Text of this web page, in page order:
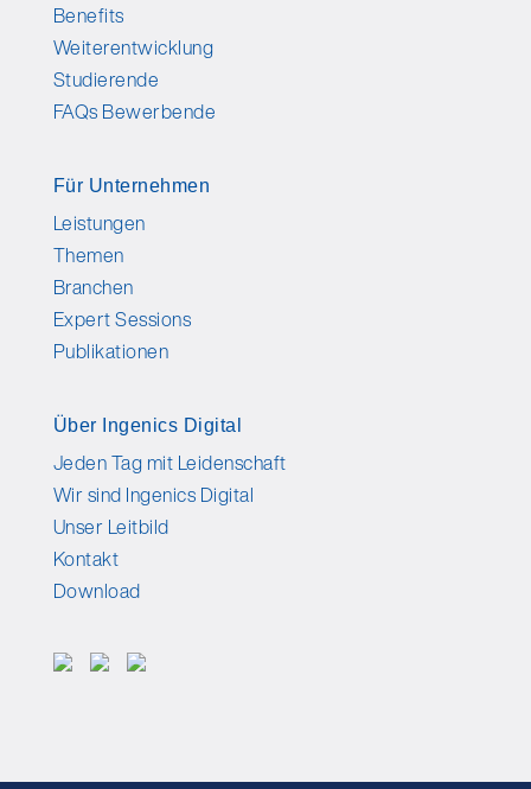
Benefits
Weiterentwicklung
Studierende
FAQs Bewerbende
Für Unternehmen
Leistungen
Themen
Branchen
Expert Sessions
Publikationen
Über Ingenics Digital
Jeden Tag mit Leidenschaft
Wir sind Ingenics Digital
Unser Leitbild
Kontakt
Download